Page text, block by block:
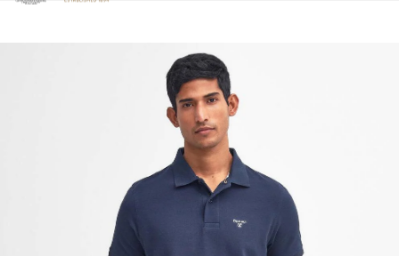
Clicca per visualizzare la nostra Dichiarazione di Accessibilità